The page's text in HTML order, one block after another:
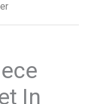
In